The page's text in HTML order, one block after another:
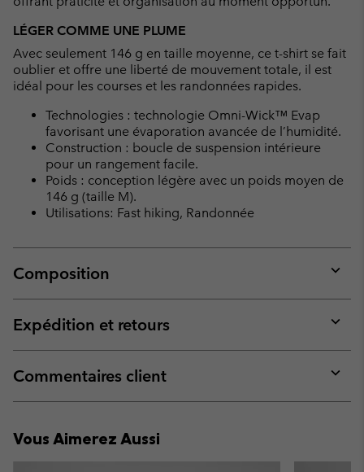
LÉGER COMME UNE PLUME
Avec seulement 146 g en taille moyenne, ce t-shirt se fait
oublier et offre une liberté de mouvement totale, il est
idéal pour les courses et les randonnées rapides.
Technologies : technologie Omni-Wick™ Evap
favorisant une évaporation avancée de l’humidité.
Construction : boucle de suspension intérieure
pour un rangement facile.
Poids : conception légère avec un poids moyen de
146 g (taille M).
Utilisations: Fast hiking, Randonnée
Composition
or
Expédition et retours
or
Commentaires client
or
Vous Aimerez Aussi